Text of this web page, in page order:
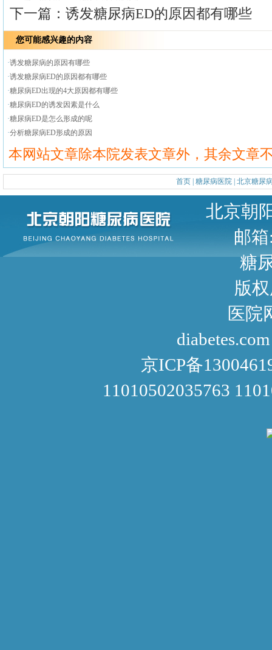
下一篇： 诱发糖尿病ED的原因都有哪些
您可能感兴趣的内容
·诱发糖尿病的原因有哪些
·诱发糖尿病ED的原因都有哪些
·糖尿病ED出现的4大原因都有哪些
·糖尿病ED的诱发因素是什么
·糖尿病ED是怎么形成的呢
·分析糖尿病ED形成的原因
本网站文章除本院发表文章外，其余文章
首页 糖尿病医院 北京糖尿
北京朝阳区甜水园东
邮箱
糖尿病咨询
版
医院网址： http://
京ICP备
11010502035763